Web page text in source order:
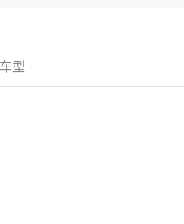
型